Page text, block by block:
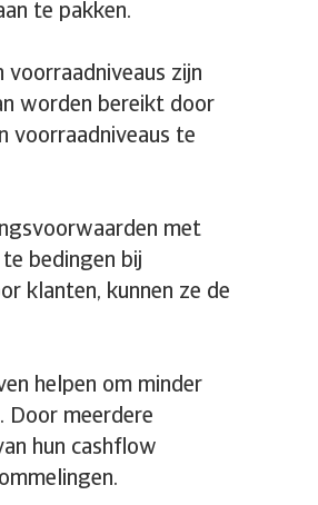
te pakken.
voorraadniveaus zijn
worden bereikt door
voorraadniveaus te
met
te bedingen bij
klanten, kunnen ze de
helpen om minder
Door meerdere
hun cashflow